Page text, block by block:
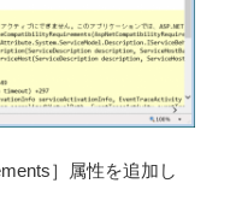
］属性を追加し